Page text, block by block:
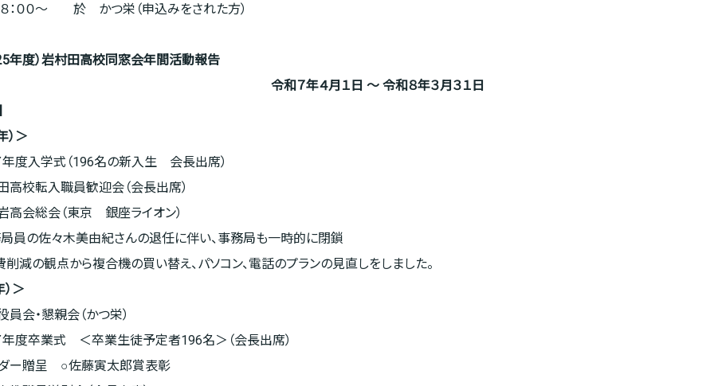
００～ 於 かつ栄（申込みをされた方）
年度）岩村田高校同窓会年間活動報告
令和７年４月 １日 ～ 令和８年３月３１日
）＞
度入学式（196名の新入生 会長出席）
校転入職員歓迎会（会長出席）
会総会（東京 銀座ライオン）
の佐々木美由紀さんの退任に伴い、事務局も一時的に閉鎖
の観点から複合機の買い替え、パソコン、電話のプランの見直しをしました。
＞
会・懇親会（かつ栄）
度卒業式 ＜卒業生徒予定者196名＞（会長出席）
ー贈呈 ○佐藤寅太郎賞表彰